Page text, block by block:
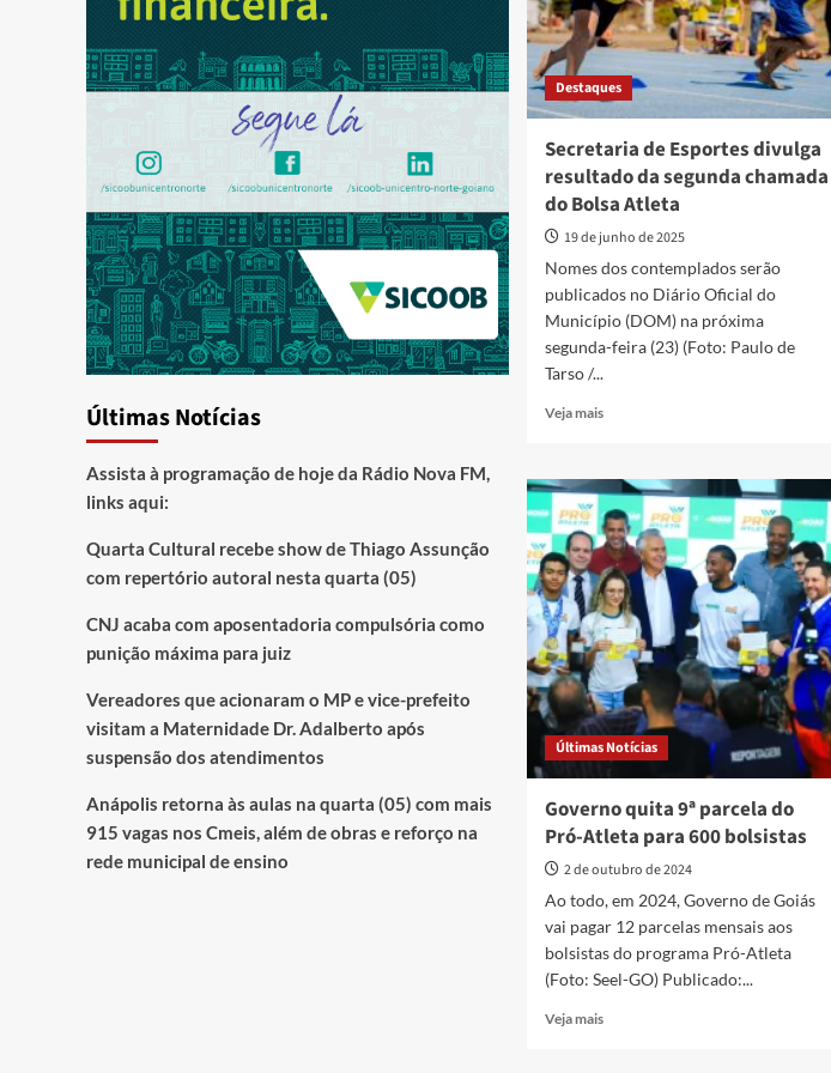
Destaques
Secretaria de Esportes divulga
resultado da segunda chamada
do Bolsa Atleta
19 de junho de 2025
Nomes dos contemplados serão
publicados no Diário Oficial do
Município (DOM) na próxima
segunda-feira (23) (Foto: Paulo de
Tarso /...
Veja maisRead
Secretaria
de
Esportes
divulga
resultado
da
segunda
chamada
do
Bolsa
Atleta
Últimas Notícias
Governo quita 9ª parcela do
Pró-Atleta para 600 bolsistas
2 de outubro de 2024
Ao todo, em 2024, Governo de Goiás
vai pagar 12 parcelas mensais aos
bolsistas do programa Pró-Atleta
(Foto: Seel-GO) Publicado:...
Veja maisRead
Últimas Notícias
Assista à programação de hoje da Rádio Nova FM,
links aqui:
Quarta Cultural recebe show de Thiago Assunção
com repertório autoral nesta quarta (05)
CNJ acaba com aposentadoria compulsória como
punição máxima para juiz
Vereadores que acionaram o MP e vice-prefeito
visitam a Maternidade Dr. Adalberto após
suspensão dos atendimentos
Anápolis retorna às aulas na quarta (05) com mais
915 vagas nos Cmeis, além de obras e reforço na
rede municipal de ensino